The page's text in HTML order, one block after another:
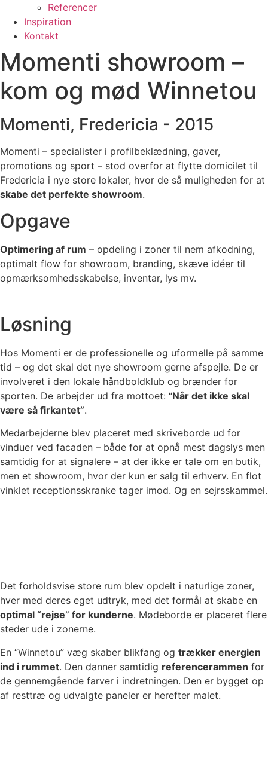
Referencer
Inspiration
Kontakt
Momenti showroom –
kom og mød Winnetou
Momenti, Fredericia - 2015
Momenti – specialister i profilbeklædning, gaver,
promotions og sport – stod overfor at flytte domicilet til
Fredericia i nye store lokaler, hvor de så muligheden for at
skabe det perfekte showroom.
Opgave
Optimering af rum – opdeling i zoner til nem afkodning,
optimalt flow for showroom, branding, skæve idéer til
opmærksomhedsskabelse, inventar, lys mv.
Løsning
Hos Momenti er de professionelle og uformelle på samme
tid – og det skal det nye showroom gerne afspejle. De er
involveret i den lokale håndboldklub og brænder for
sporten. De arbejder ud fra mottoet: “Når det ikke skal
være så firkantet”.
Medarbejderne blev placeret med skriveborde ud for
vinduer ved facaden – både for at opnå mest dagslys men
samtidig for at signalere – at der ikke er tale om en butik,
men et showroom, hvor der kun er salg til erhverv. En flot
vinklet receptionsskranke tager imod. Og en sejrsskammel.
Det forholdsvise store rum blev opdelt i naturlige zoner,
hver med deres eget udtryk, med det formål at skabe en
optimal “rejse” for kunderne. Mødeborde er placeret flere
steder ude i zonerne.
En “Winnetou” væg skaber blikfang og trækker energien
ind i rummet. Den danner samtidig referencerammen for
de gennemgående farver i indretningen. Den er bygget op
af resttræ og udvalgte paneler er herefter malet.